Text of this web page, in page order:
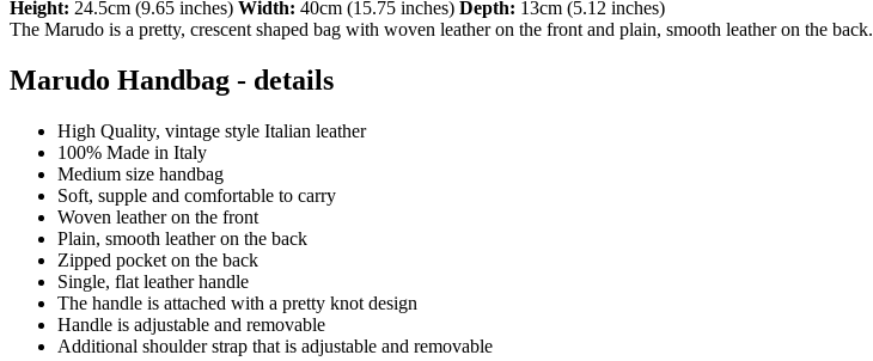
Height: 24.5cm (9.65 inches) Width: 40cm (15.75 inches) Depth: 13cm (5.12 inches)
The Marudo is a pretty, crescent shaped bag with woven leather on the front and plain, smooth leather on the back.
Marudo Handbag - details
High Quality, vintage style Italian leather
100% Made in Italy
Medium size handbag
Soft, supple and comfortable to carry
Woven leather on the front
Plain, smooth leather on the back
Zipped pocket on the back
Single, flat leather handle
The handle is attached with a pretty knot design
Handle is adjustable and removable
Additional shoulder strap that is adjustable and removable